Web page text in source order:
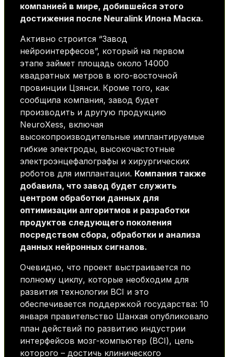
компанией в мире, добившейся этого
достижения после Neuralink Илона Маска.
Активно строится “Завод
нейроинтерфесов”, который на первом
этапе займет площадь около 14000
квадратных метров в юго-восточной
провинции Цзянси. Кроме того, как
сообщила компания, завод будет
производить и другую продукцию
NeuroXess, включая
высокопроизводительные имплантируемые
гибкие электроды, высокочастотные
электроэнцефалографы и хирургических
роботов для имплантации. Компания также
добавила, что завод будет служить
центром обработки данных для
оптимизации алгоритмов и разработки
продуктов следующего поколения
посредством сбора, обработки и анализа
данных нейронных сигналов.
Очевидно, что проект выстраивается по
полному циклу, которые необходим для
развития технологии BCI и это
обеспечивается поддержкой государства: 10
января правительство Шанхая опубликовало
план действий по развитию индустрии
интерфейсов мозг-компьютер (BCI), цель
которого – достичь клинического